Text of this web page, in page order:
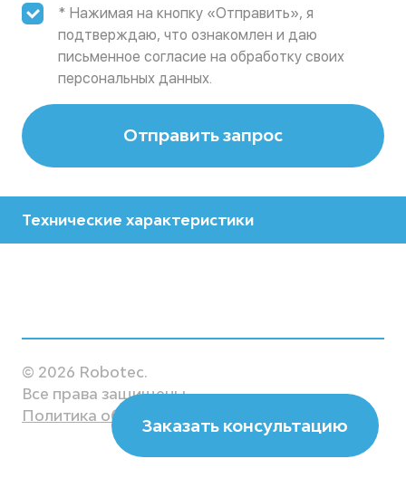
* Нажимая на кнопку «Отправить», я
подтверждаю, что ознакомлен и даю
письменное согласие на обработку своих
персональных данных.
Отправить запрос
Технические характеристики
Модель
KR 3 R540
Страна
Германия
© 2026 Robotec.
Все права защищены.
Политика обработки данныхЗаказать консультацию